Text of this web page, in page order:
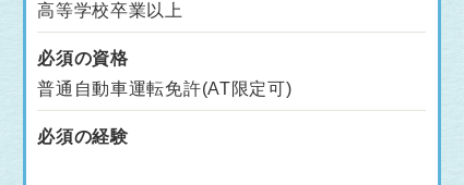
高等学校卒業以上
必須の資格
普通自動車運転免許(AT限定可)
必須の経験